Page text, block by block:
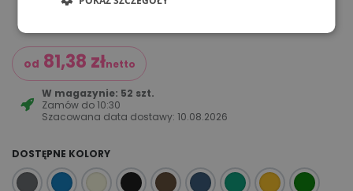
od 81,38 złnetto
W magazynie: 52 szt.
Zamów do10:30
Szacowana data dostawy:10.08.2026
DOSTĘPNE KOLORY